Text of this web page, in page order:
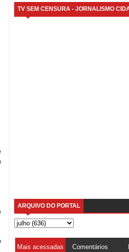
TV SEM CENSURA - JORNALISMO
ARQUIVO DO PORTAL
Mais acessadas Comentários